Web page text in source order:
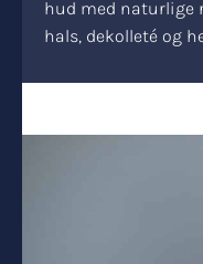
hud med naturlige
hals, dekolleté og